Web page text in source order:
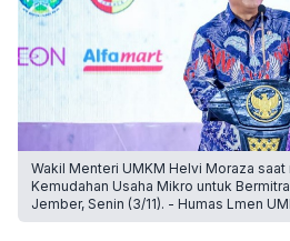
Wakil Menteri UMKM Helvi Moraza
Kemudahan Usaha Mikro untuk
Jember, Senin (3/11). - Humas Lmen